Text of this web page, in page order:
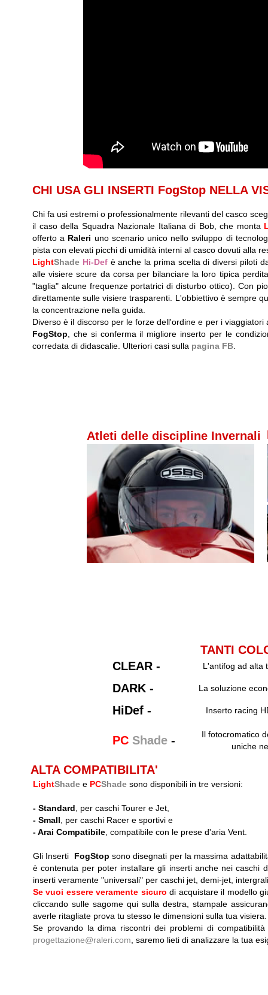
CHI USA GLI INSERTI FogStop NELLA
Chi fa usi estremi o professionalmente rilevanti del casco
il caso della Squadra Nazionale Italiana di Bob, che monta
offerto a Raleri uno scenario unico nello sviluppo di
pista con elevati picchi di umidità interni al casco dovuti alla
LightShade Hi-Defè anche la prima scelta di diversi piloti
alle visiere scure da corsa per bilanciare la loro tipica
"taglia" alcune frequenze portatrici di disturbo ottico). Con
direttamente sulle visiere trasparenti. L'obbiettivo è sempre
la concentrazione nella guida.
Diverso è il discorso per le forze dell'ordine e per i
FogStop , che si conferma il migliore inserto per le
corredata di didascalie. Ulteriori casi sulla pagina FB
Atleti delle discipline Invernali
TANTI
CLEAR -
L'antifog ad alta
DARK - La soluzione
HiDef - Inserto racing
PC Shade -
Il fotocromatico
uniche
ALTA COMPATIBILITA'
LightShade e PCShade sono disponibili in tre versioni:
- Standard , per caschi Tourer e Jet,
- Small , per caschi Racer e sportivi e
-Arai Compatibile , compatibile con le prese d'aria Vent.
Gli Inserti FogStop sono disegnati per la massima
è contenuta per poter installare gli inserti anche nei caschi
inserti veramente "universali" per caschi jet, demi-jet,
Se vuoi essere veramente sicuro di acquistare il modello
cliccando sulle sagome qui sulla destra, stampale
averle ritagliate prova tu stesso le dimensioni sulla tua visiera.
Se provando la dima riscontri dei problemi di
progettazione@raleri.com , saremo lieti di analizzare la tua